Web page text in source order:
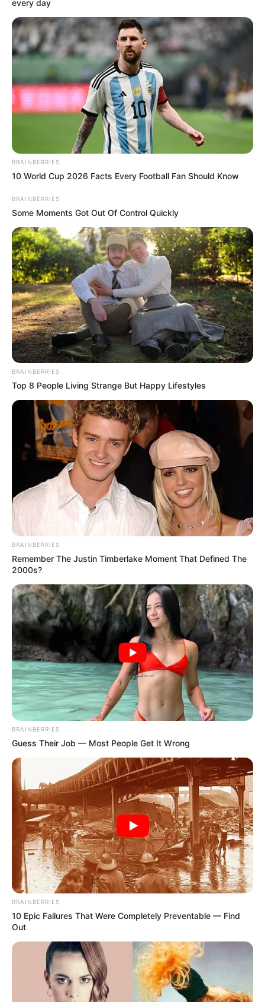
every day
BRAINBERRIES
10 World Cup 2026 Facts Every Football Fan Should Know
BRAINBERRIES
Some Moments Got Out Of Control Quickly
BRAINBERRIES
Top 8 People Living Strange But Happy Lifestyles
BRAINBERRIES
Remember The Justin Timberlake Moment That Defined The
2000s?
BRAINBERRIES
Guess Their Job — Most People Get It Wrong
BRAINBERRIES
10 Epic Failures That Were Completely Preventable — Find
Out